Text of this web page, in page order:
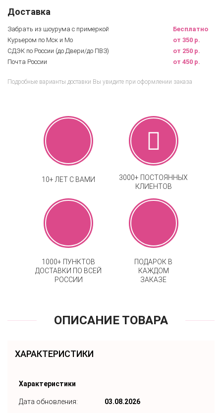
Доставка
Забрать из шоурума с примеркой
Бесплатно
Курьером по Мск и Мо
от 350 р.
СДЭК по России (до Двери/до ПВЗ)
от 250 р.
Почта России
от 450 р.
Подробные варианты доставки Вы увидите при оформлении заказа
10+ ЛЕТ С ВАМИ
3000+ ПОСТОЯННЫХ
КЛИЕНТОВ
1000+ ПУНКТОВ
ДОСТАВКИ ПО ВСЕЙ
РОССИИ
ПОДАРОК В
КАЖДОМ
ЗАКАЗЕ
ОПИСАНИЕ ТОВАРА
ХАРАКТЕРИСТИКИ
Характеристики
Дата обновления: 03.08.2026